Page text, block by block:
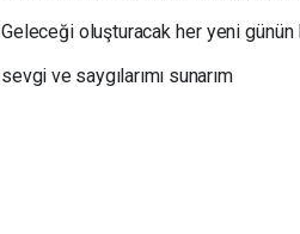
Geleceği oluşturacak her yeni
sevgi ve saygılarımı sunarım